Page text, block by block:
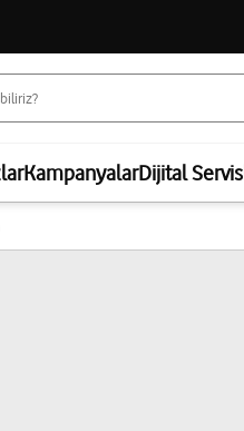
KampanyalarDijital